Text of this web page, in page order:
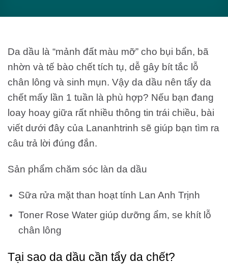
Da dầu là “mảnh đất màu mỡ” cho bụi bẩn, bã
nhờn và tế bào chết tích tụ, dễ gây bít tắc lỗ
chân lông và sinh mụn. Vậy da dầu nên tẩy da
chết mấy lần 1 tuần là phù hợp? Nếu bạn đang
loay hoay giữa rất nhiều thông tin trái chiều, bài
viết dưới đây của Lananhtrinh sẽ giúp bạn tìm ra
câu trả lời đúng đắn.
Sản phẩm chăm sóc làn da dầu
Sữa rửa mặt than hoạt tính Lan Anh Trịnh
Toner Rose Water giúp dưỡng ẩm, se khít lỗ
chân lông
Tại sao da dầu cần tẩy da chết?